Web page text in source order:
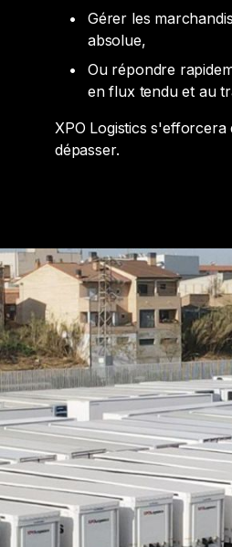
Gérer les
absolue,
Ou répondre
en flux tendu et au
XPO Logistics
dépasser.